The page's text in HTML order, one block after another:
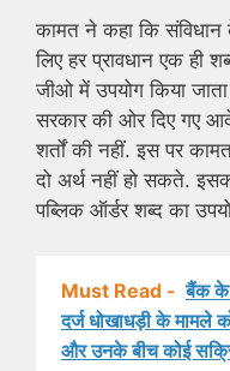
कामत ने कहा कि
लिए हर प्रावधान एक ही
जीओ में उपयोग किया
सरकार की ओर दिए गए
शर्तों की नहीं. इस पर
दो अर्थ नहीं हो सकते.
पब्लिक ऑर्डर शब्द का
Must Read - बैंक के
दर्ज धोखाधड़ी के मामले
और उनके बीच कोई